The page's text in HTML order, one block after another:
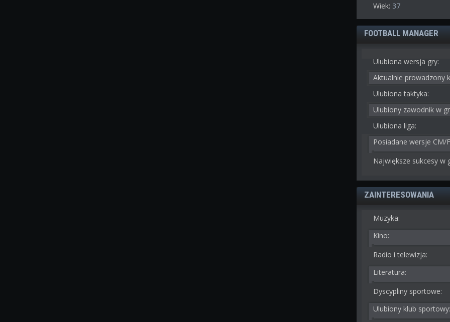
Wiek: 37
FOOTBALL MANAGER
Ulubiona wersja gry:
Aktualnie prowadzony
Ulubiona taktyka:
Ulubiony zawodnik w
Ulubiona liga:
Posiadane wersje CM/
Największe sukcesy w
ZAINTERESOWANIA
Muzyka:
Kino:
Radio i telewizja:
Literatura:
Dyscypliny sportowe:
Ulubiony klub sportowy: